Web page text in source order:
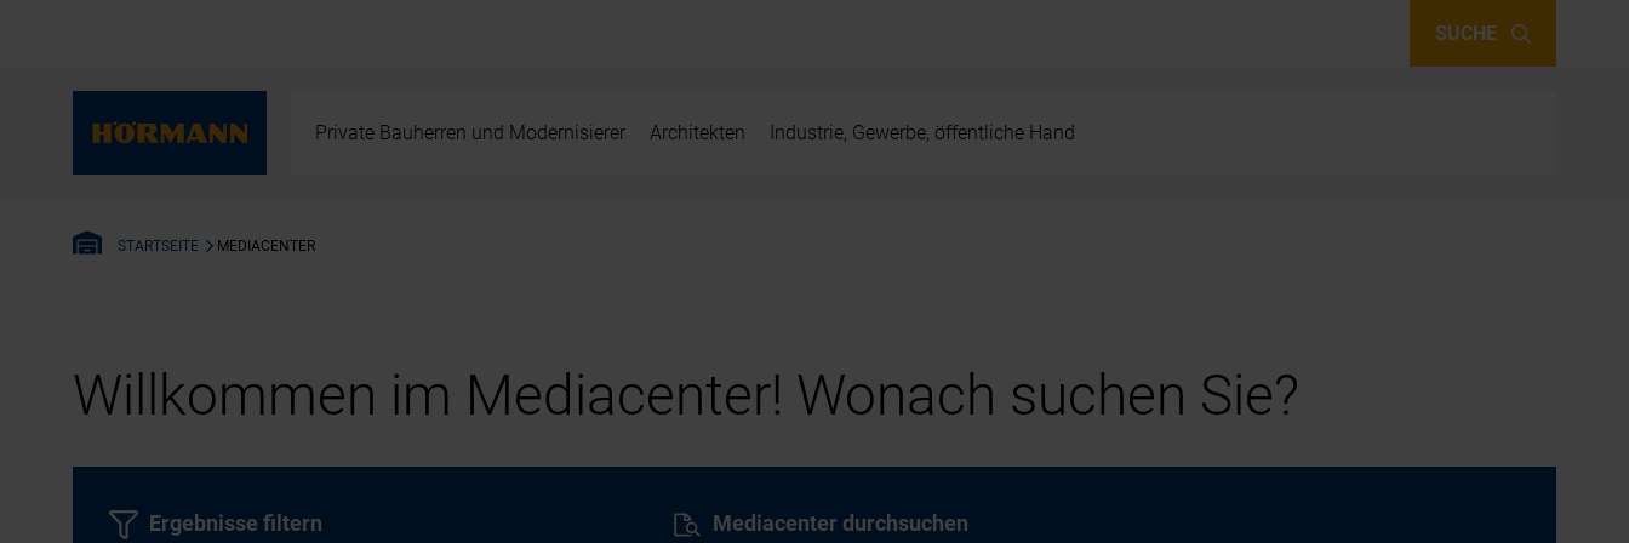
SUCHE
Private Bauherren und Modernisierer Architekten Industrie, Gewerbe, öffentliche Hand
STARTSEITE MEDIACENTER
Willkommen im Mediacenter! Wonach suchen Sie?
Mediacenter durchsuchen
Ergebnisse filtern